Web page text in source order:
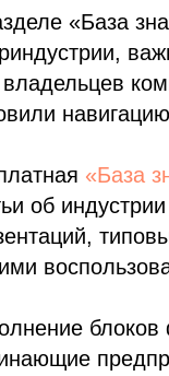
«База
«База
об
блоков